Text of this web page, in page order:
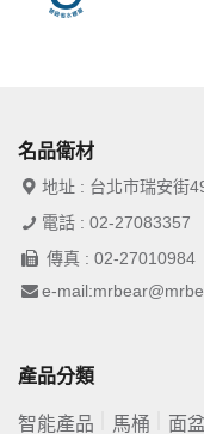
名品衛材
地址 : 台北市瑞安街
電話 : 02-27083357
傳真 : 02-27010984
e-
產品分類
智能產品 馬桶 面盆